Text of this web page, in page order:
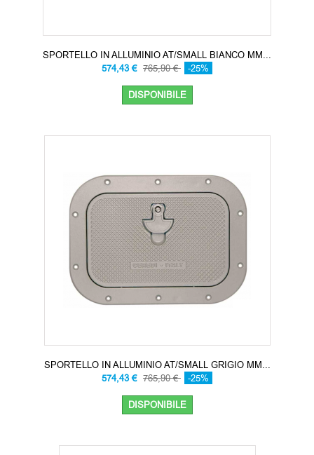
SPORTELLO IN ALLUMINIO AT/SMALL BIANCO MM...
574,43 € 765,90 € -25%
DISPONIBILE
SPORTELLO IN ALLUMINIO AT/SMALL GRIGIO MM...
574,43 € 765,90 € -25%
DISPONIBILE